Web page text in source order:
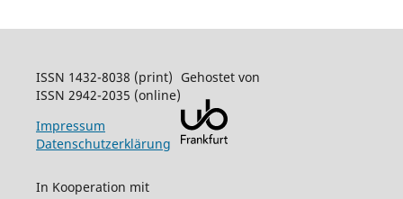
ISSN 1432-8038 (print)
ISSN 2942-2035 (online)
Impressum
Datenschutzerklärung
Gehostet von
In Kooperation mit